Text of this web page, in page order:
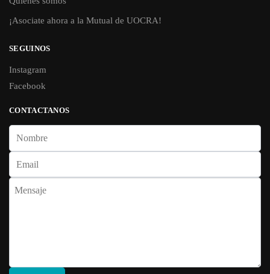
¡Asociate ahora a la Mutual de UOCRA!
SEGUINOS
Instagram
Facebook
CONTACTANOS